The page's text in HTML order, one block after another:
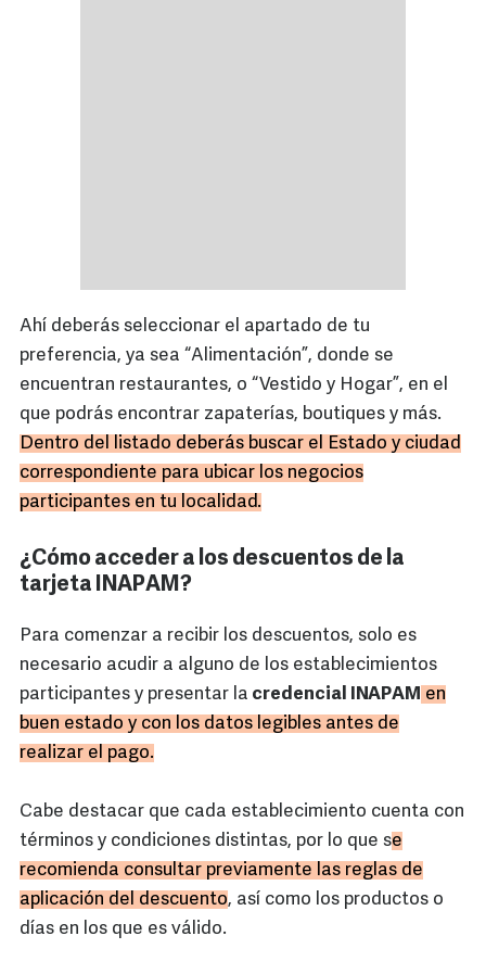
Ahí deberás seleccionar el apartado de tu
preferencia, ya sea “Alimentación”, donde se
encuentran restaurantes, o “Vestido y Hogar”, en el
que podrás encontrar zapaterías, boutiques y más.
Dentro del listado deberás buscar el Estado y ciudad
correspondiente para ubicar los negocios
participantes en tu localidad.
¿Cómo acceder a los descuentos de la
tarjeta INAPAM?
Para comenzar a recibir los descuentos, solo es
necesario acudir a alguno de los establecimientos
participantes y presentar la credencial INAPAM en
buen estado y con los datos legibles antes de
realizar el pago.
Cabe destacar que cada establecimiento cuenta con
términos y condiciones distintas, por lo que se
recomienda consultar previamente las reglas de
aplicación del descuento, así como los productos o
días en los que es válido.